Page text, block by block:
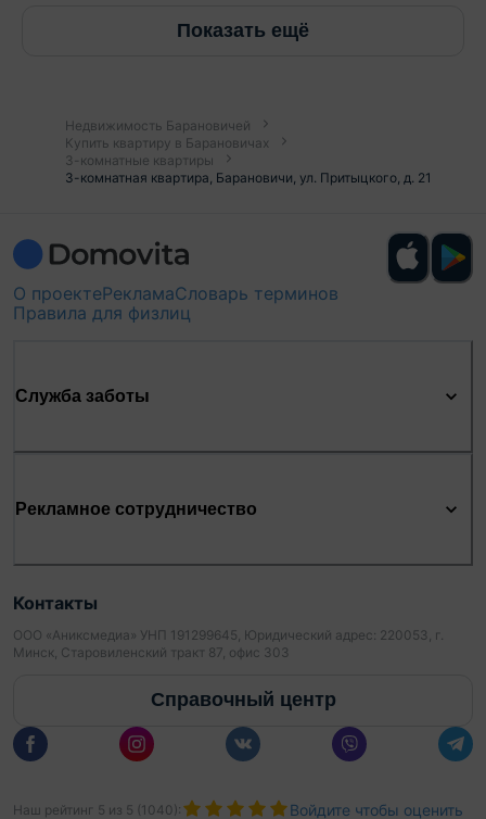
Показать ещё
Недвижимость Барановичей
Купить квартиру в Барановичах
3-комнатные квартиры
3-комнатная квартира, Барановичи, ул. Притыцкого, д. 21
О проектеРекламаСловарь терминов
Правила для физлиц
Служба заботы
Рекламное сотрудничество
Контакты
ООО «Аниксмедиа» УНП 191299645, Юридический адрес: 220053, г.
Минск, Старовиленский тракт 87, офис 303
Справочный центр
Наш рейтинг 5 из 5 1040): Войдите чтобы оценить